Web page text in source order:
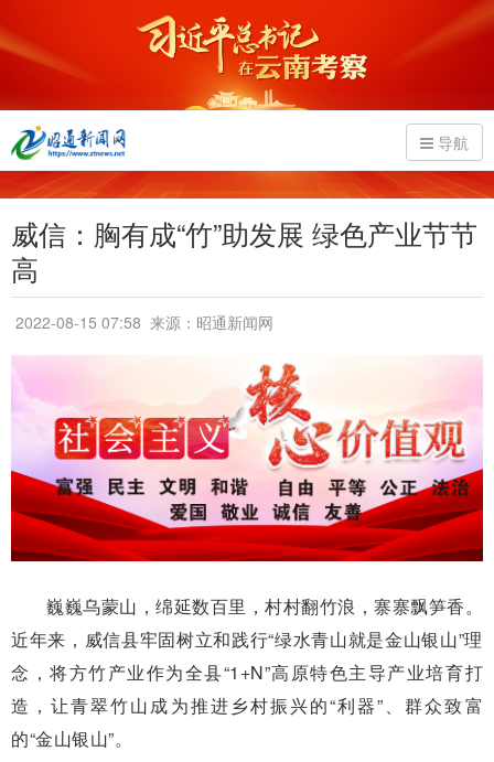
导航
威信：胸有成“竹”助发展 绿色产业节节
高
2022-08-15 07:58 来源：昭通新闻网
巍巍乌蒙山，绵延数百里，村村翻竹浪，寨寨飘笋香。
近年来，威信县牢固树立和践行“绿水青山就是金山银山”理
念，将方竹产业作为全县“1+N”高原特色主导产业培育打
造，让青翠竹山成为推进乡村振兴的“利器”、群众致富
的“金山银山”。